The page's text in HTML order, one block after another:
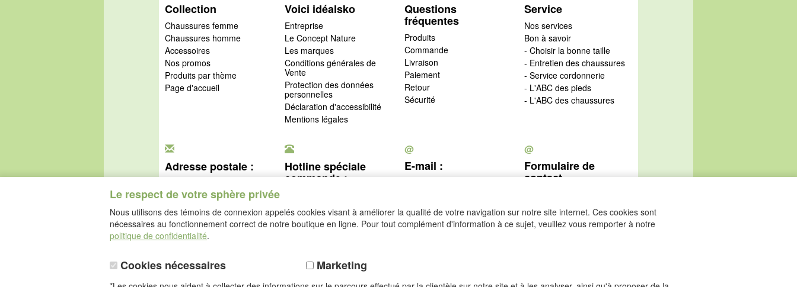
Le respect de votre sphère privée
Nous utilisons des témoins de connexion appelés cookies visant à améliorer la qualité de votre navigation sur notre site internet. Ces cookies sont
nécessaires au fonctionnement correct de notre boutique en ligne. Pour tout complément d'information à ce sujet, veuillez vous remporter à notre
politique de confidentialité.
Cookies nécessaires Marketing
Collection
Chaussures femme
Chaussures homme
Accessoires
Nos promos
Produits par thème
Page d'accueil
Voici idéalsko
Entreprise
Le Concept Nature
Les marques
Conditions générales de
Vente
Protection des données
personnelles
Déclaration d'accessibilité
Mentions légales
Questions
fréquentes
Produits
Commande
Livraison
Paiement
Retour
Sécurité
Service
Nos services
Bon à savoir
- Choisir la bonne taille
- Entretien des chaussures
- Service cordonnerie
- L'ABC des pieds
- L'ABC des chaussures
Adresse postale :
Rue de l'Industrie
67160 Wissembourg
Hotline spéciale
commande :
Se rétracter
@
E-mail :
@
Formulaire de
contact